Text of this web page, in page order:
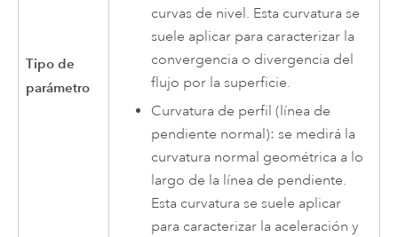
Tipo de
parámetro
curvas de nivel. Esta curvatura se
suele aplicar para caracterizar la
convergencia o divergencia del
flujo por la superficie.
Curvatura de perfil (línea de
pendiente normal): se medirá la
curvatura normal geométrica a lo
largo de la línea de pendiente.
Esta curvatura se suele aplicar
para caracterizar la aceleración y